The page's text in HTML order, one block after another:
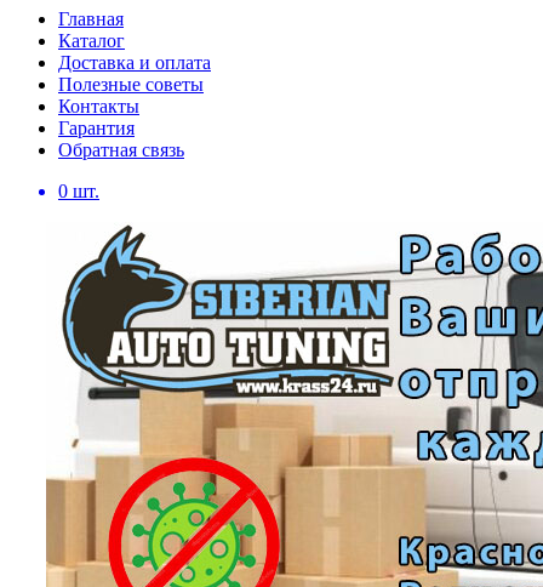
Главная
Каталог
Доставка и оплата
Полезные советы
Контакты
Гарантия
Обратная связь
0 шт.